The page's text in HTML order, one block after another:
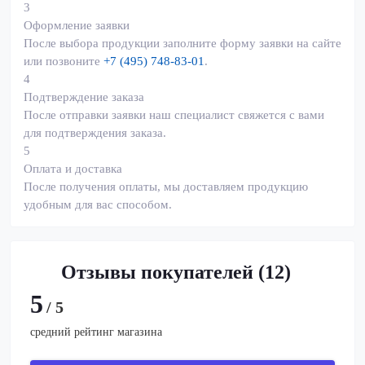
3
Оформление заявки
После выбора продукции заполните форму заявки на сайте
или позвоните +7 (495) 748-83-01.
4
Подтверждение заказа
После отправки заявки наш специалист свяжется с вами
для подтверждения заказа.
5
Оплата и доставка
После получения оплаты, мы доставляем продукцию
удобным для вас способом.
Отзывы покупателей (12)
5 / 5
средний рейтинг магазина